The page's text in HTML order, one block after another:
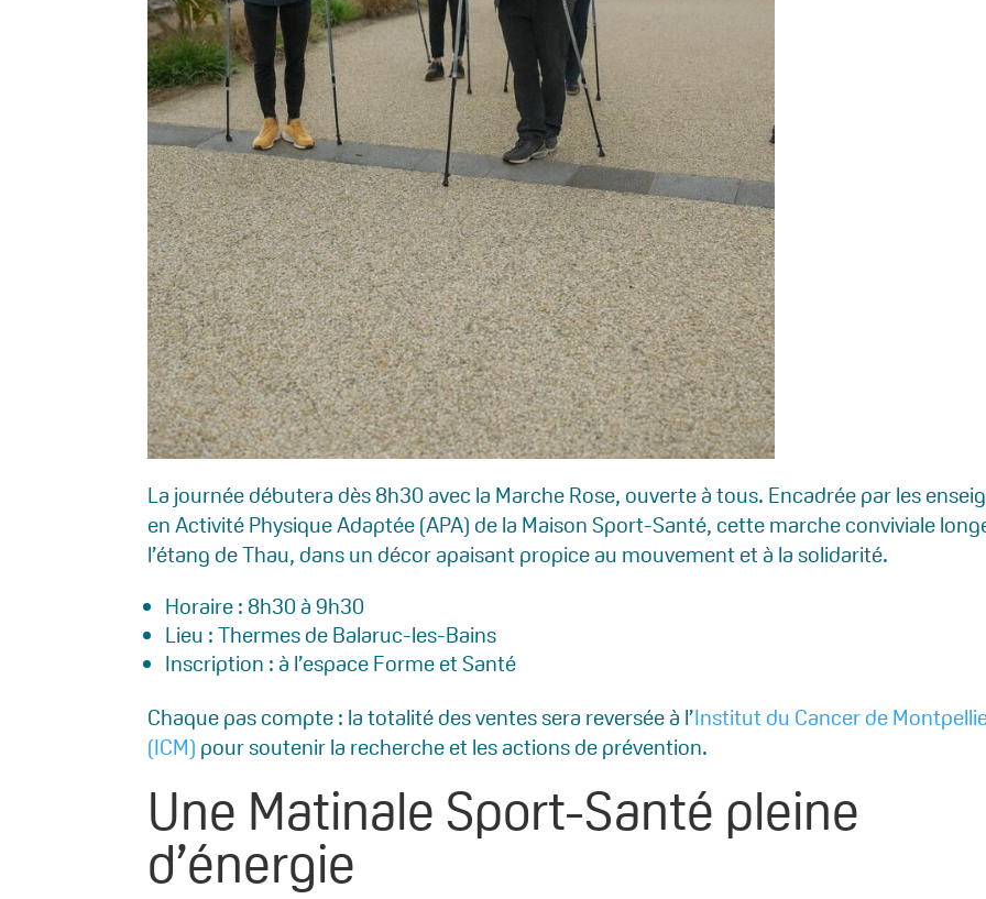
La journée débutera dès 8h30 avec la Marche Rose, ouverte à tous. Encadrée par les
en Activité Physique Adaptée (APA) de la Maison Sport-Santé, cette marche conviviale
l’étang de Thau, dans un décor apaisant propice au mouvement et à la solidarité.
Horaire : 8h30 à 9h30
Lieu : Thermes de Balaruc-les-Bains
Inscription : à l’espace Forme et Santé
Chaque pas compte : la totalité des ventes sera reversée à l’Institut du Cancer de
(ICM) pour soutenir la recherche et les actions de prévention.
Une Matinale Sport-Santé pleine
d’énergie